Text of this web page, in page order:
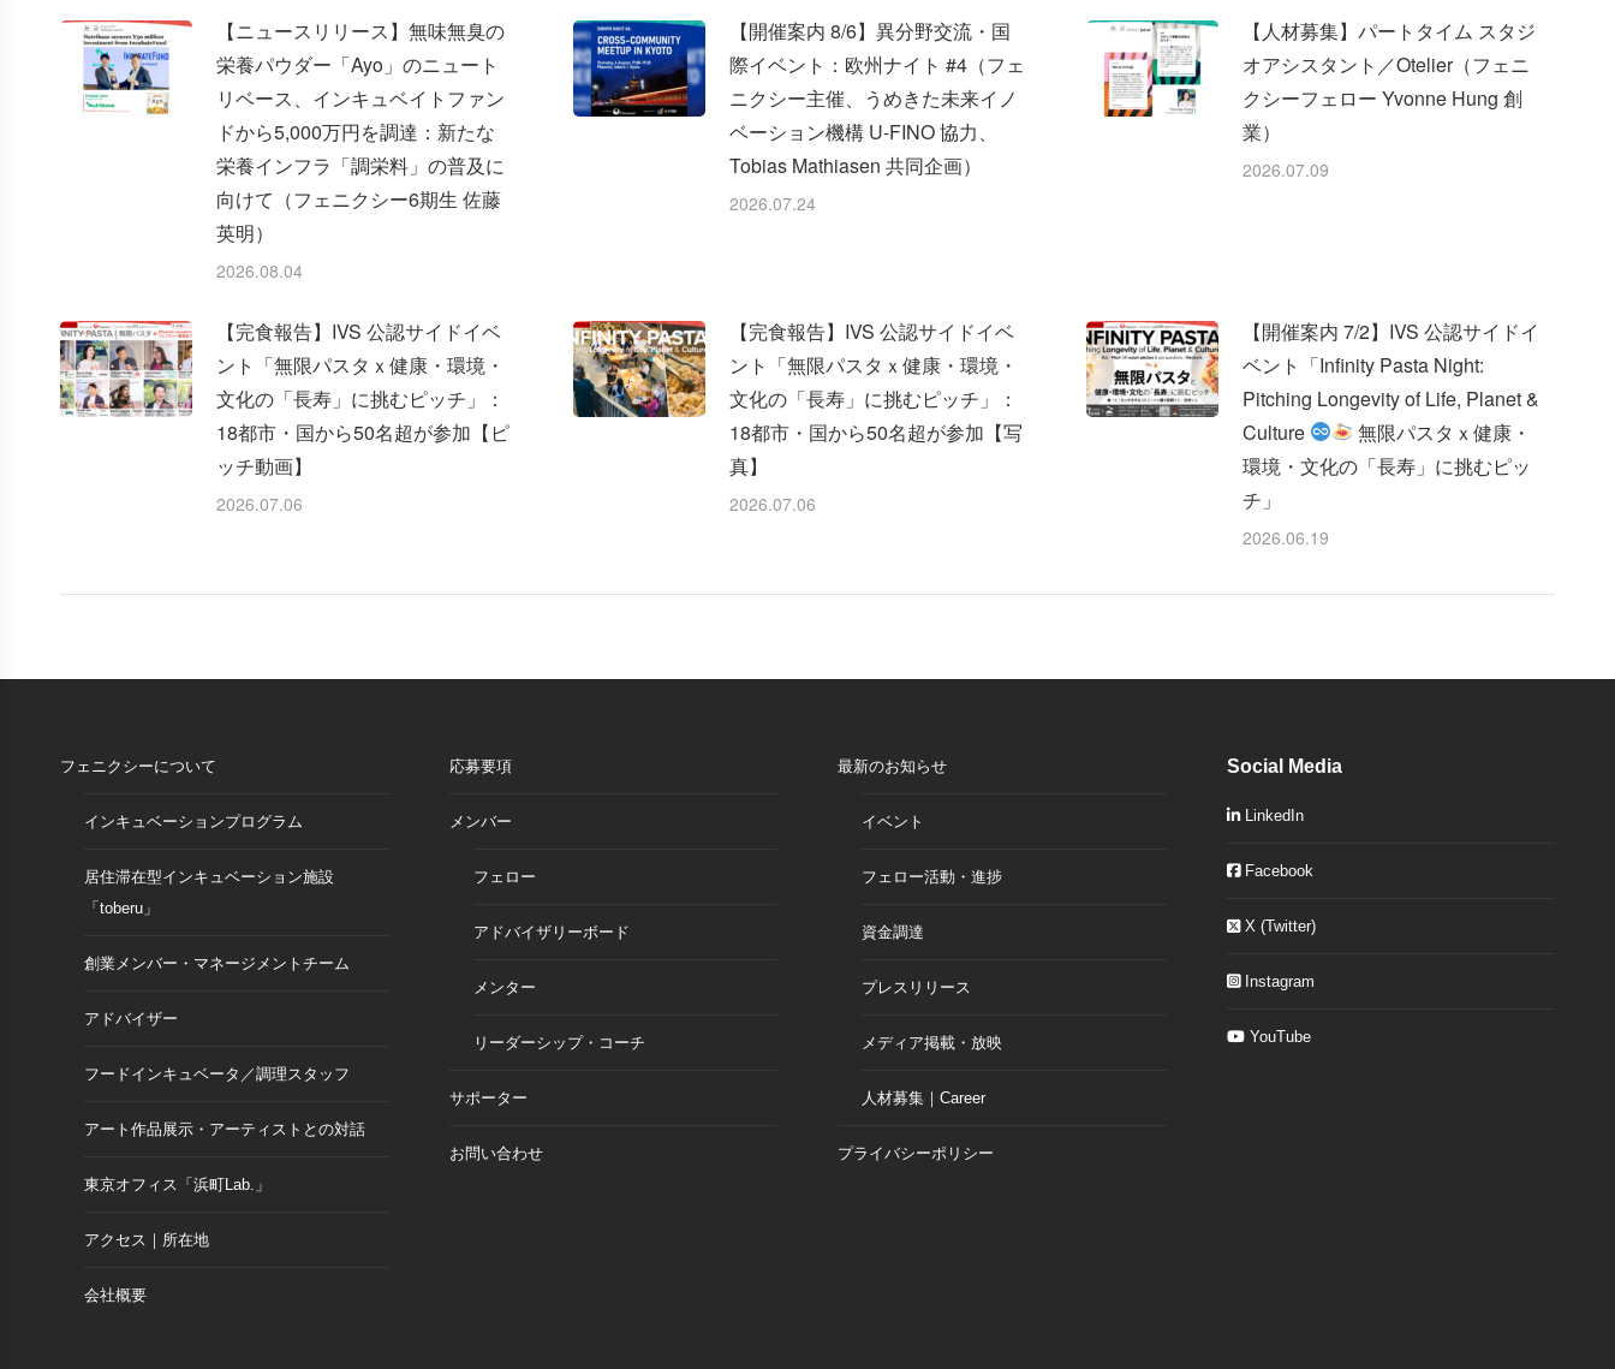
【ニュースリリース】無味無臭の
栄養パウダー「Ayo」のニュート
リベース、インキュベイトファン
ドから5,000万円を調達：新たな
栄養インフラ「調栄料」の普及に
向けて（フェニクシー6期生 佐藤
英明）
2026.08.04
【開催案内 8/6】異分野交流・国
際イベント：欧州ナイト #4（フェ
ニクシー主催、うめきた未来イノ
ベーション機構 U-FINO 協力、
Tobias Mathiasen 共同企画）
2026.07.24
【人材募集】パートタイム スタジ
オアシスタント／Otelier（フェニ
クシーフェロー Yvonne Hung 創
業）
2026.07.09
【完食報告】IVS 公認サイドイベ
ント「無限パスタｘ健康・環境・
文化の「長寿」に挑むピッチ」：
18都市・国から50名超が参加【ピ
ッチ動画】
2026.07.06
【完食報告】IVS 公認サイドイベ
ント「無限パスタｘ健康・環境・
文化の「長寿」に挑むピッチ」：
18都市・国から50名超が参加【写
真】
2026.07.06
【開催案内 7/2】IVS 公認サイドイ
ベント「Infinity Pasta Night:
Pitching Longevity of Life, Planet &
Culture
無限パスタｘ健康・
環境・文化の「長寿」に挑むピッ
チ」
2026.06.19
フェニクシーについて
インキュベーションプログラム
居住滞在型インキュベーション施設
「toberu」
創業メンバー・マネージメントチーム
アドバイザー
フードインキュベータ／調理スタッフ
アート作品展示・アーティストとの対話
東京オフィス「浜町Lab.」
アクセス｜所在地
会社概要
応募要項
メンバー
フェロー
アドバイザリーボード
メンター
リーダーシップ・コーチ
サポーター
お問い合わせ
最新のお知らせ
イベント
フェロー活動・進捗
資金調達
プレスリリース
メディア掲載・放映
人材募集｜Career
プライバシーポリシー
Social Media
LinkedIn
Facebook
X (Twitter)
Instagram
YouTube